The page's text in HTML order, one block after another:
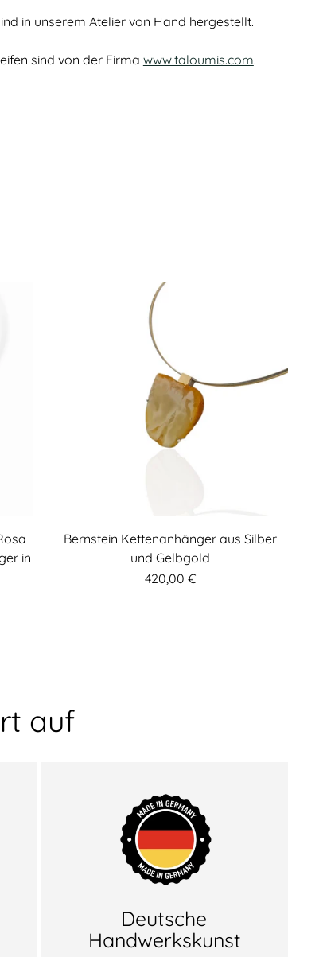
in unserem Atelier von Hand hergestellt.
sind von der Firma www.taloumis.com.
in
Bernstein Kettenanhänger aus Silber
und Gelbgold
420,00 €
auf
Deutsche
Handwerkskunst